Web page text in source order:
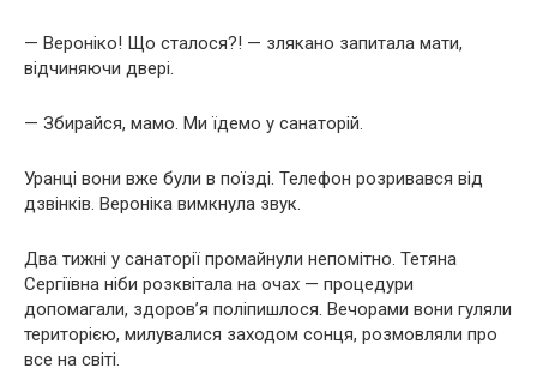
— Вероніко! Що сталося?! — злякано запитала мати,
відчиняючи двері.
— Збирайся, мамо. Ми їдемо у санаторій.
Уранці вони вже були в поїзді. Телефон розривався від
дзвінків. Вероніка вимкнула звук.
Два тижні у санаторії промайнули непомітно. Тетяна
Сергіївна ніби розквітала на очах — процедури
допомагали, здоров’я поліпишлося. Вечорами вони гуляли
територією, милувалися заходом сонця, розмовляли про
все на світі.